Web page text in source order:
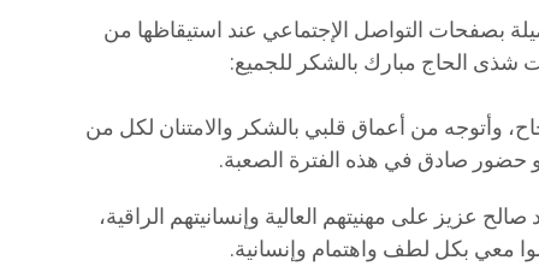
بصفحات التواصل الإجتماعي عند استيقاظها من
شذى الحاج مبارك بالشكر للجميع:
وأتوجه من أعماق قلبي بالشكر والامتنان لكل من
حضور صادق في هذه الفترة الصعبة.
عزيز على مهنيتهم العالية وإنسانيتهم الراقية،
معي بكل لطف واهتمام وإنسانية.